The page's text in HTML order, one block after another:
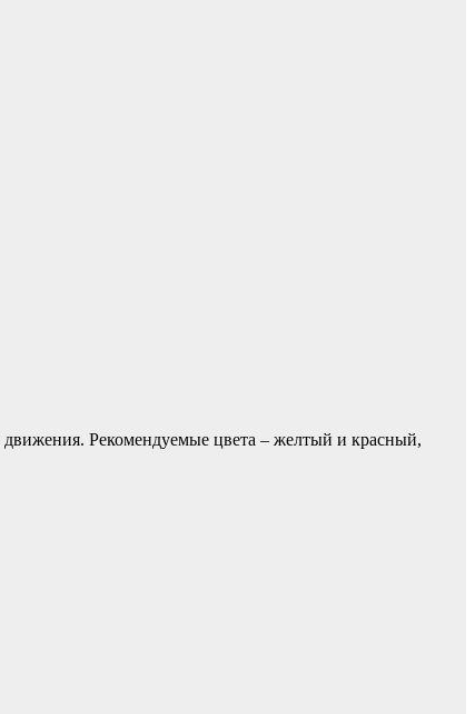
Рекомендуемые цвета – желтый и красный,